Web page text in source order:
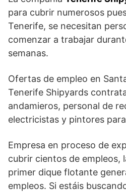
para cubrir numerosos
Tenerife, se necesitan
comenzar a trabajar
semanas.
Ofertas de empleo en
Tenerife Shipyards
andamieros, personal de
electricistas y pintores
Empresa en proceso de
cubrir cientos de empleos,
primer dique flotante
empleos. Si estáis